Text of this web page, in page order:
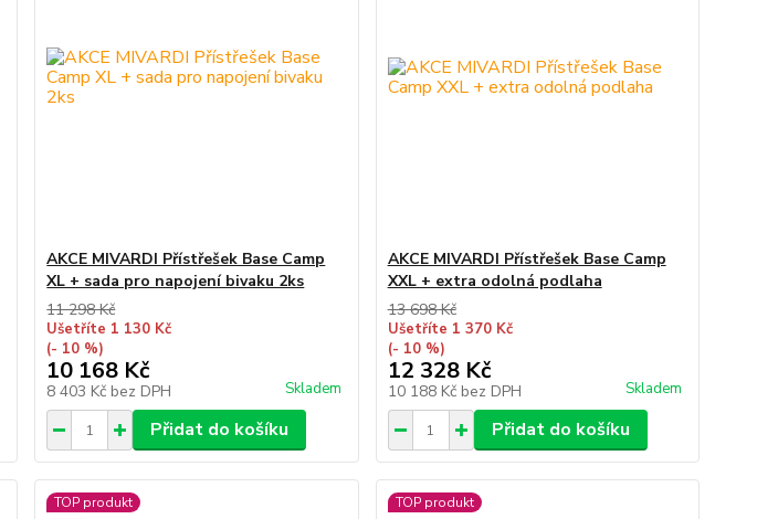
AKCE MIVARDI Přístřešek Base Camp
XL + sada pro napojení bivaku 2ks
11 298 Kč
Ušetříte 1 130 Kč
(- 10 %)
10 168 Kč
8 403 Kč bez DPH Skladem
Přidat do košíku
AKCE MIVARDI Přístřešek Base Camp
XXL + extra odolná podlaha
13 698 Kč
Ušetříte 1 370 Kč
(- 10 %)
12 328 Kč
10 188 Kč bez DPH Skladem
Přidat do košíku
TOP produkt
TOP produkt